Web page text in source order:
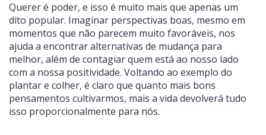
Querer é poder, e isso é muito mais que apenas um
dito popular. Imaginar perspectivas boas, mesmo em
momentos que não parecem muito favoráveis, nos
ajuda a encontrar alternativas de mudança para
melhor, além de contagiar quem está ao nosso lado
com a nossa positividade. Voltando ao exemplo do
plantar e colher, é claro que quanto mais bons
pensamentos cultivarmos, mais a vida devolverá tudo
isso proporcionalmente para nós.